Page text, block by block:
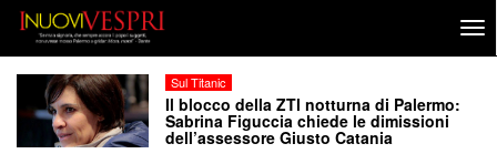
Sul Titanic
Il blocco della ZTl notturna di Palermo:
Sabrina Figuccia chiede le dimissioni
dell’assessore Giusto Catania